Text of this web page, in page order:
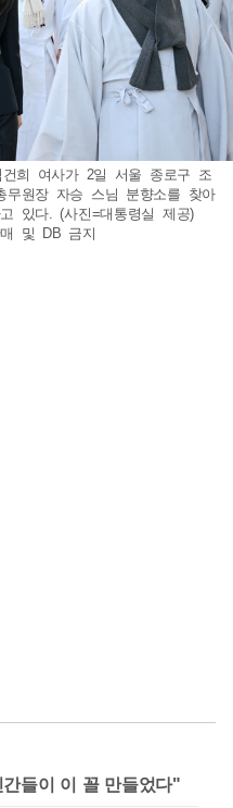
희 여사가 2일 서울 종로구 조
무원장 자승 스님 분향소를 찾아
있다. (사진=대통령실 제공)
및 DB 금지
들이 이 꼴 만들었다"